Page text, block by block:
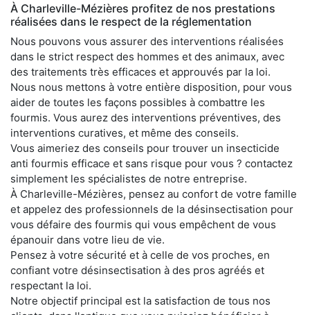
À Charleville-Mézières profitez de nos prestations
réalisées dans le respect de la réglementation
Nous pouvons vous assurer des interventions réalisées
dans le strict respect des hommes et des animaux, avec
des traitements très efficaces et approuvés par la loi.
Nous nous mettons à votre entière disposition, pour vous
aider de toutes les façons possibles à combattre les
fourmis. Vous aurez des interventions préventives, des
interventions curatives, et même des conseils.
Vous aimeriez des conseils pour trouver un insecticide
anti fourmis efficace et sans risque pour vous ? contactez
simplement les spécialistes de notre entreprise.
À Charleville-Mézières, pensez au confort de votre famille
et appelez des professionnels de la désinsectisation pour
vous défaire des fourmis qui vous empêchent de vous
épanouir dans votre lieu de vie.
Pensez à votre sécurité et à celle de vos proches, en
confiant votre désinsectisation à des pros agréés et
respectant la loi.
Notre objectif principal est la satisfaction de tous nos